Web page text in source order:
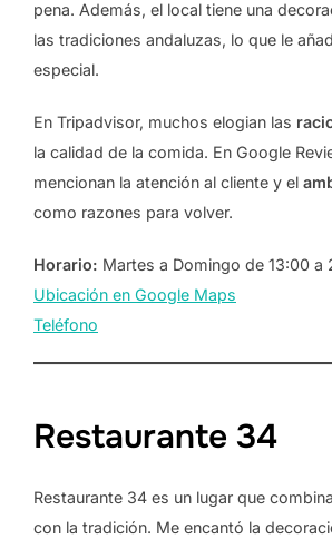
pena. Además, el local tiene una
las tradiciones andaluzas, lo que le
especial.
En Tripadvisor, muchos elogian las
la calidad de la comida. En Google
mencionan la atención al cliente y el
como razones para volver.
Horario: Martes a Domingo de 13:00 a
Ubicación en Google Maps
Teléfono
Restaurante 34
Restaurante 34 es un lugar que
con la tradición. Me encantó la